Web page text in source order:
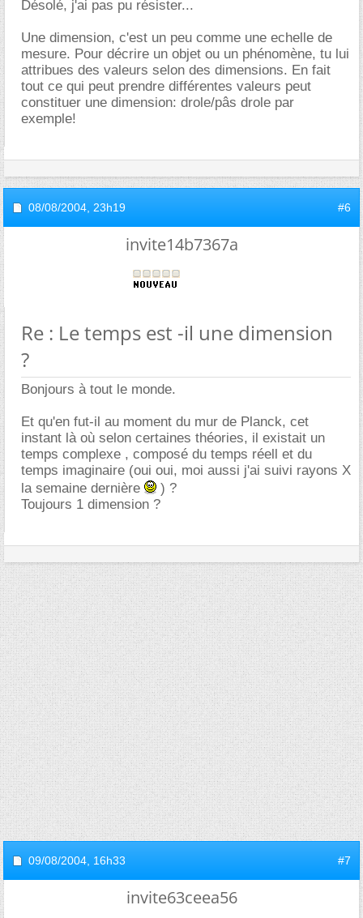
Désolé, j'ai pas pu résister...
Une dimension, c'est un peu comme une echelle de
mesure. Pour décrire un objet ou un phénomène, tu lui
attribues des valeurs selon des dimensions. En fait
tout ce qui peut prendre différentes valeurs peut
constituer une dimension: drole/pâs drole par
exemple!
08/08/2004, 23h19 #6
invite14b7367a
Re : Le temps est -il une dimension
?
Bonjours à tout le monde.
Et qu'en fut-il au moment du mur de Planck, cet
instant là où selon certaines théories, il existait un
temps complexe , composé du temps réell et du
temps imaginaire (oui oui, moi aussi j'ai suivi rayons X
la semaine dernière
) ?
Toujours 1 dimension ?
09/08/2004, 16h33 #7
invite63ceea56